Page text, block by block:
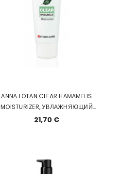
ANNA LOTAN CLEAR HAMAMELIS
MOISTURIZER, УВЛАЖНЯЮЩИЙ
КРЕМ С ГАМАМЕЛИСОМ 7
21,70 €